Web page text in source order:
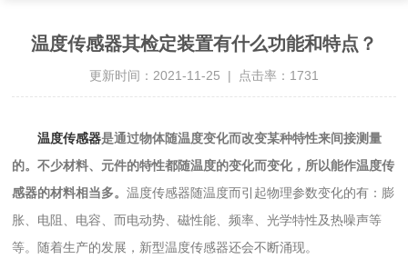
温度传感器其检定装置有什么功能和特点？
更新时间：2021-11-25 | 点击率：1731
温度传感器是通过物体随温度变化而改变某种特性来间接测量
的。不少材料、元件的特性都随温度的变化而变化，所以能作温度传
感器的材料相当多。温度传感器随温度而引起物理参数变化的有：膨
胀、电阻、电容、而电动势、磁性能、频率、光学特性及热噪声等
等。随着生产的发展，新型温度传感器还会不断涌现。